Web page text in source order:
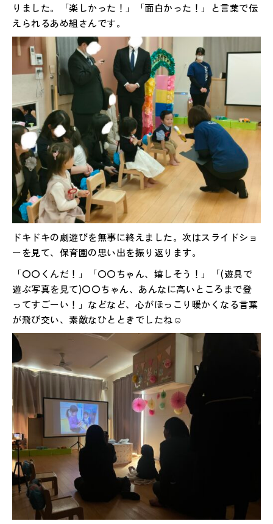
りました。「楽しかった！」「面白かった！」と言葉で伝
えられるあめ組さんです。
ドキドキの劇遊びを無事に終えました。次はスライドショ
ーを見て、保育園の思い出を振り返ります。
「〇〇くんだ！」「〇〇ちゃん、嬉しそう！」「(遊具で
遊ぶ写真を見て)〇〇ちゃん、あんなに高いところまで登
ってすごーい！」などなど、心がほっこり暖かくなる言葉
が飛び交い、素敵なひとときでしたね☺️